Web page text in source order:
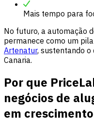
Mais tempo para
No futuro, a automação
permanece como um
Artenatur, sustentando
Canaria.
Por que
negócios de
em crescimento